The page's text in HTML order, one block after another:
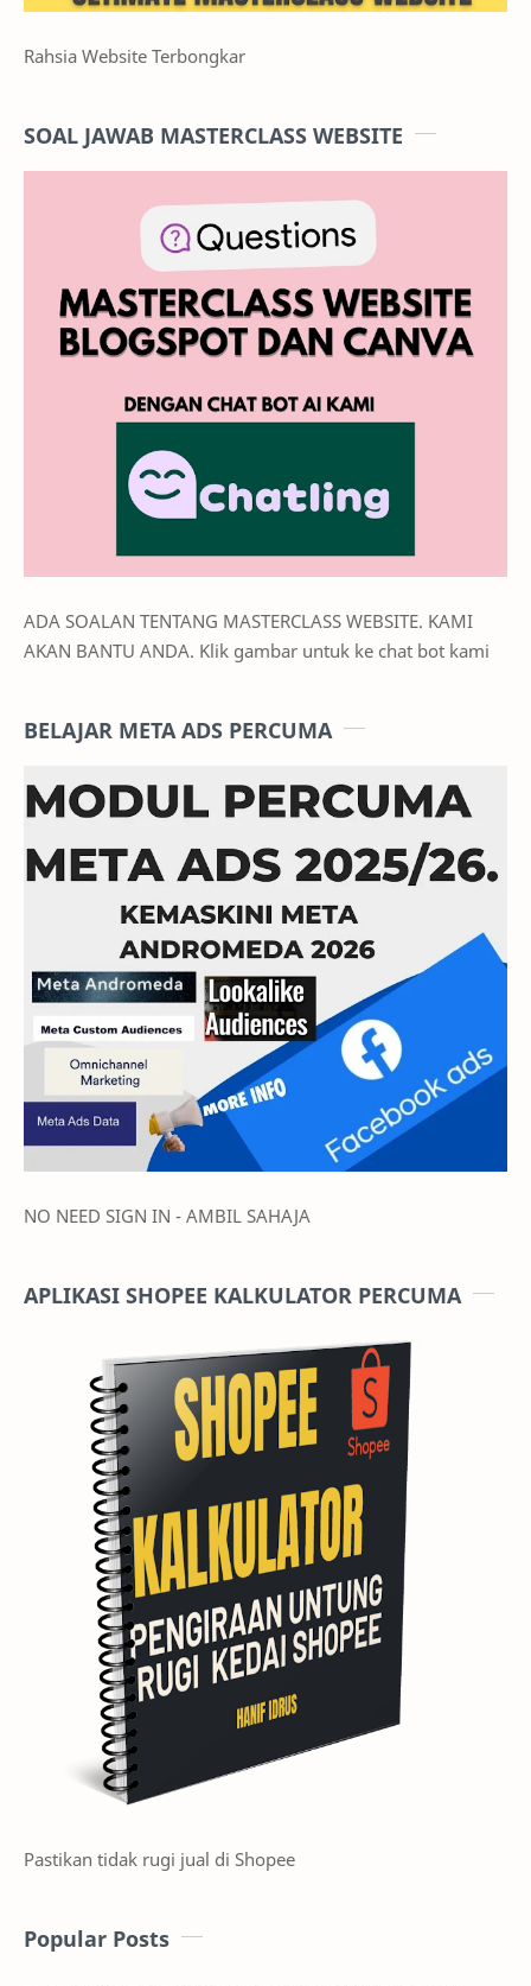
Rahsia Website Terbongkar
SOAL JAWAB MASTERCLASS WEBSITE
ADA SOALAN TENTANG MASTERCLASS WEBSITE. KAMI
AKAN BANTU ANDA. Klik gambar untuk ke chat bot kami
BELAJAR META ADS PERCUMA
NO NEED SIGN IN - AMBIL SAHAJA
APLIKASI SHOPEE KALKULATOR PERCUMA
Pastikan tidak rugi jual di Shopee
Popular Posts